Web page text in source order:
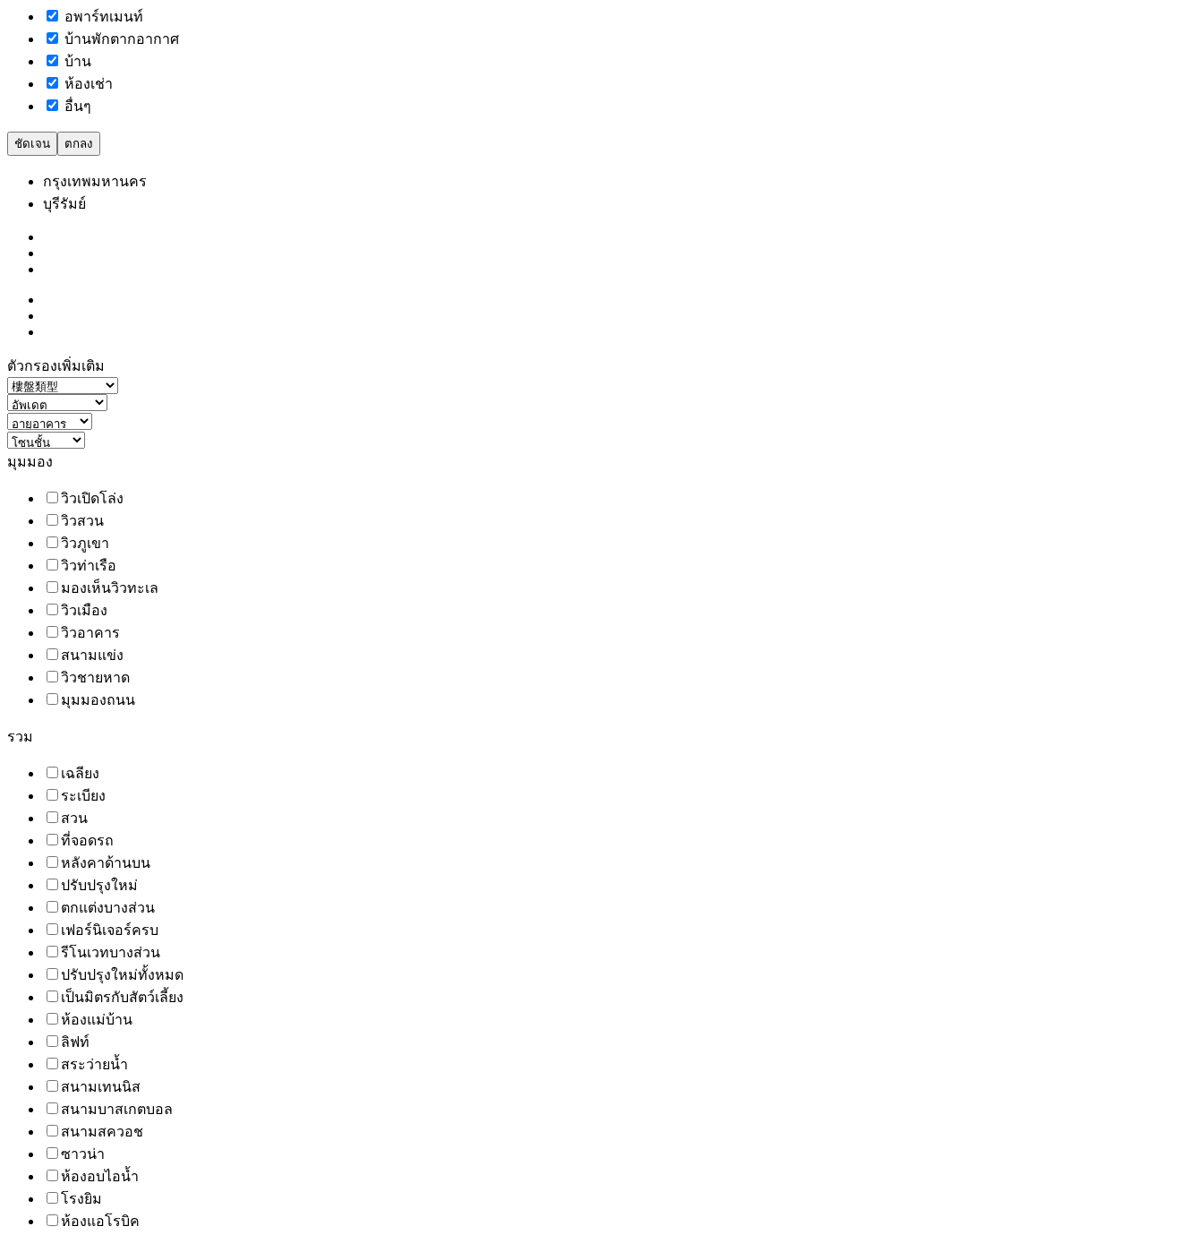
อพาร์ทเมนท์
บ้านพักตากอากาศ
บ้าน
ห้องเช่า
อื่นๆ
ชัดเจน ตกลง
กรุงเทพมหานคร
บุรีรัมย์
ตัวกรองเพิ่มเติม
มุมมอง
วิวเปิดโล่ง
วิวสวน
วิวภูเขา
วิวท่าเรือ
มองเห็นวิวทะเล
วิวเมือง
วิวอาคาร
สนามแข่ง
วิวชายหาด
มุมมองถนน
รวม
เฉลียง
ระเบียง
สวน
ที่จอดรถ
หลังคาด้านบน
ปรับปรุงใหม่
ตกแต่งบางส่วน
เฟอร์นิเจอร์ครบ
รีโนเวทบางส่วน
ปรับปรุงใหม่ทั้งหมด
เป็นมิตรกับสัตว์เลี้ยง
ห้องแม่บ้าน
ลิฟท์
สระว่ายน้ำ
สนามเทนนิส
สนามบาสเกตบอล
สนามสควอช
ซาวน่า
ห้องอบไอน้ำ
โรงยิม
ห้องแอโรบิค